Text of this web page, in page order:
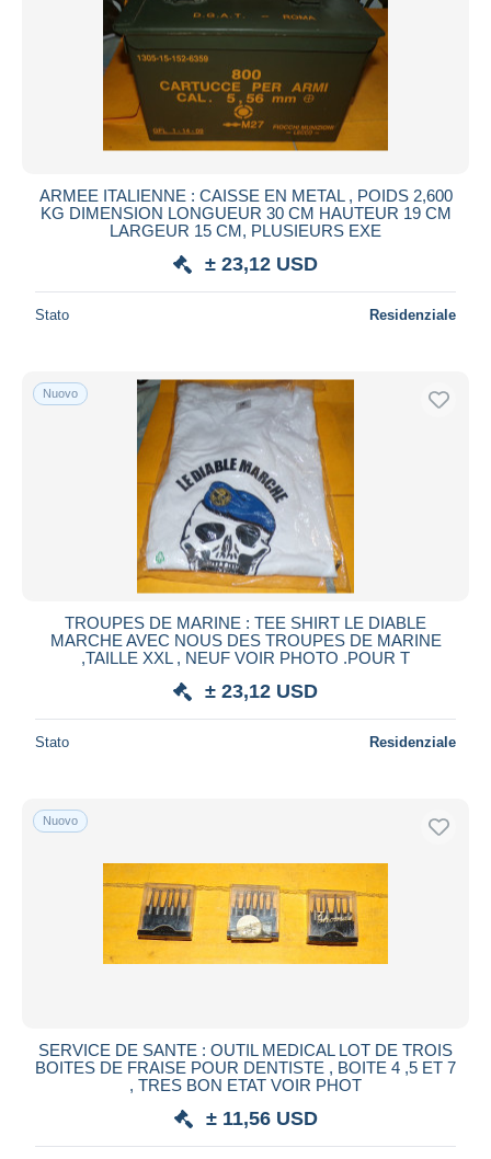
PayPal
Bonifico bancario
Visa
Mastercard
Bancontact
Maestro
Deselezionare tutto
Residenza del venditore
Aggiorna
ARMEE ITALIENNE : CAISSE EN METAL , POIDS 2,600
KG DIMENSION LONGUEUR 30 CM HAUTEUR 19 CM
LARGEUR 15 CM, PLUSIEURS EXE
± 23,12 USD
Stato Residenziale
Nuovo
TROUPES DE MARINE : TEE SHIRT LE DIABLE
MARCHE AVEC NOUS DES TROUPES DE MARINE
,TAILLE XXL , NEUF VOIR PHOTO .POUR T
± 23,12 USD
Stato Residenziale
Nuovo
SERVICE DE SANTE : OUTIL MEDICAL LOT DE TROIS
BOITES DE FRAISE POUR DENTISTE , BOITE 4 ,5 ET 7
, TRES BON ETAT VOIR PHOT
± 11,56 USD